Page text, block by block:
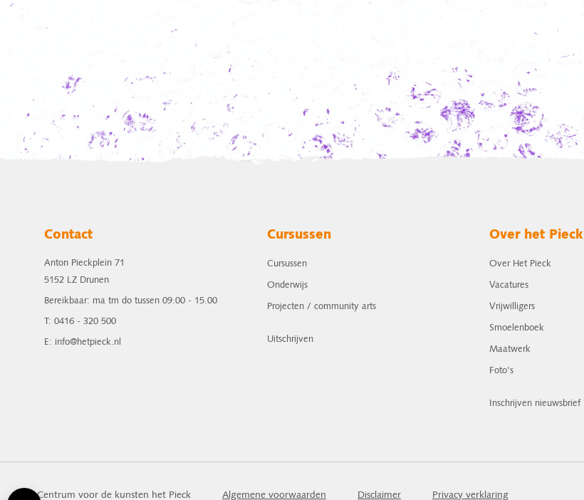
Contact
Anton Pieckplein 71
5152 LZ Drunen
Bereikbaar: ma tm do tussen 09.00 - 15.00
T: 0416 - 320 500
E: info@hetpieck.nl
Cursussen
Cursussen
Onderwijs
Projecten / community arts
Uitschrijven
Over het Pieck
Over Het Pieck
Vacatures
Vrijwilligers
Smoelenboek
Maatwerk
Foto's
Inschrijven nieuwsbrief
Centrum voor de kunsten het Pieck Algemene voorwaarden Disclaimer Privacy verklaring